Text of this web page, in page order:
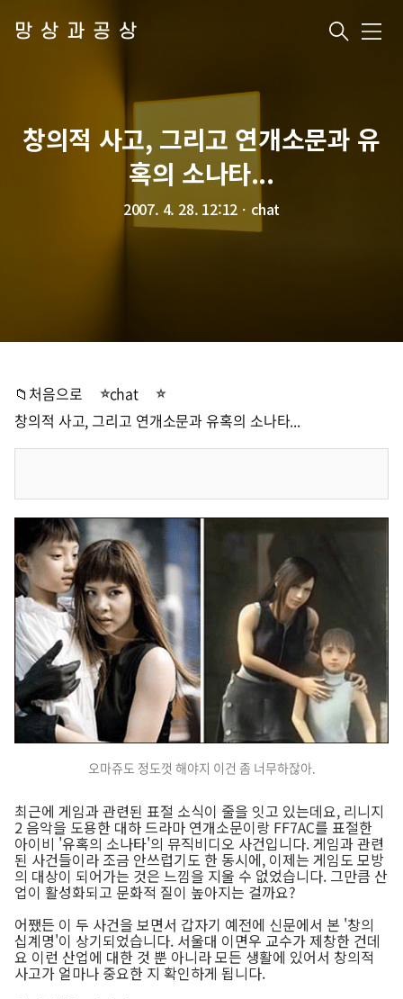
망상과공상 메
창의적 사고, 그리고 연개소문과 유
혹의 소나타...
2007. 4. 28. 12:12 ㆍ chat
📁처음으로
chat
창의적 사고, 그리고 연개소문과 유혹의 소나타...
오마쥬도 정도껏 해야지 이건 좀 너무하잖아.
최근에 게임과 관련된 표절 소식이 줄을 잇고 있는데요, 리니지
2 음악을 도용한 대하 드라마 연개소문이랑 FF7AC를 표절한
아이비 '유혹의 소나타'의 뮤직비디오 사건입니다. 게임과 관련
된 사건들이라 조금 안쓰럽기도 한 동시에, 이제는 게임도 모방
의 대상이 되어가는 것은 느낌을 지울 수 없었습니다. 그만큼 산
업이 활성화되고 문화적 질이 높아지는 걸까요?
어쨌든 이 두 사건을 보면서 갑자기 예전에 신문에서 본 '창의
십계명'이 상기되었습니다. 서울대 이면우 교수가 제창한 건데
요 이런 산업에 대한 것 뿐 아니라 모든 생활에 있어서 창의적
사고가 얼마나 중요한 지 확인하게 됩니다.